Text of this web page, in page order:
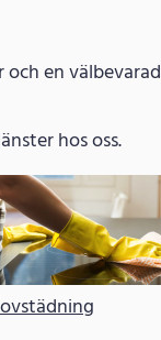
en välbevarad
hos oss.